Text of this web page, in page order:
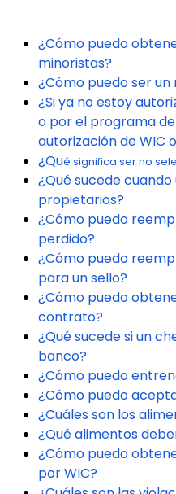
¿Cómo puedo
minoristas?
¿Cómo puedo ser un
¿Si ya no estoy
o por el programa
autorización de WIC o
¿Qué significa ser no
¿Qué sucede
propietarios?
¿Cómo puedo
perdido?
¿Cómo puedo
para un sello?
¿Cómo puedo
contrato?
¿Qué sucede si un
banco?
¿Cómo puedo
¿Cómo puedo
¿Cuáles son los
¿Qué alimentos
¿Cómo puedo
por WIC?